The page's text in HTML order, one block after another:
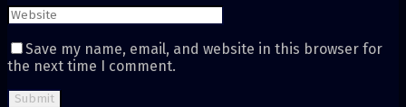
Save my name, email, and website in this browser for
the next time I comment.